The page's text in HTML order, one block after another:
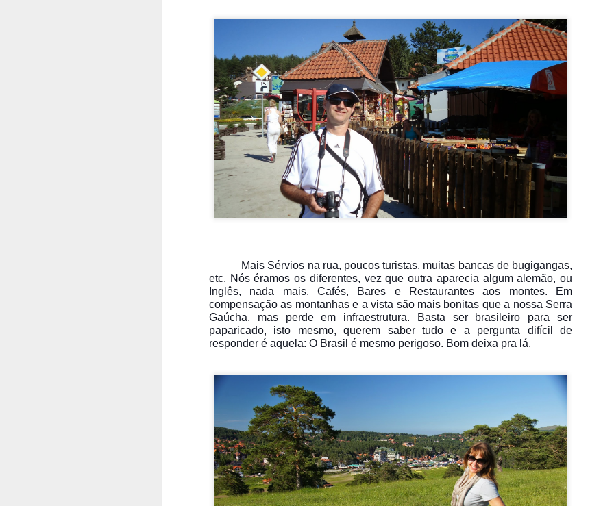
Mais Sérvios na rua, poucos turistas, muitas bancas de bugigangas,
etc. Nós éramos os diferentes, vez que outra aparecia algum alemão, ou
Inglês, nada mais. Cafés, Bares e Restaurantes aos montes. Em
compensação as montanhas e a vista são mais bonitas que a nossa Serra
Gaúcha, mas perde em infraestrutura. Basta ser brasileiro para ser
paparicado, isto mesmo, querem saber tudo e a pergunta difícil de
responder é aquela: O Brasil é mesmo perigoso. Bom deixa pra lá.
de Sychrov está localizado a 22 km de Liberec, na República Tcheca e é um
neogótica da segunda metade do século XIX.